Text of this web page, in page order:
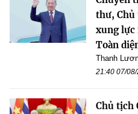
thư, Chủ
xung lực
Toàn
Thanh
21:40 07/
Chủ tịch